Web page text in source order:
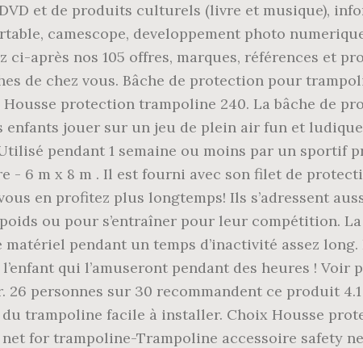
et de produits culturels (livre et musique),
camescope, developpement photo
ci-après nos 105 offres, marques, références et
de chez vous. Bâche de protection pour
protection trampoline 240. La bâche de
jouer sur un jeu de plein air fun et
pendant 1 semaine ou moins par un sportif
- 6 m x 8 m . Il est fourni avec son filet de
en profitez plus longtemps! Ils s’adressent
ou pour s’entraîner pour leur compétition.
matériel pendant un temps d’inactivité assez
qui l’amuseront pendant des heures !
26 personnes sur 30 recommandent ce produit
trampoline facile à installer. Choix Housse
for trampoline-Trampoline accessoire safety